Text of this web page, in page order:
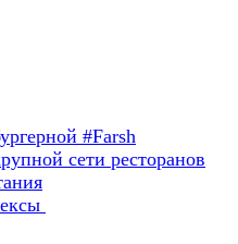
#Farsh
сети ресторанов